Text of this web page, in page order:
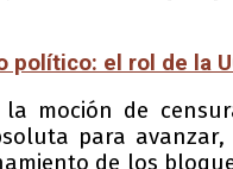
político: el rol de la
moción de
para avanzar,
de los